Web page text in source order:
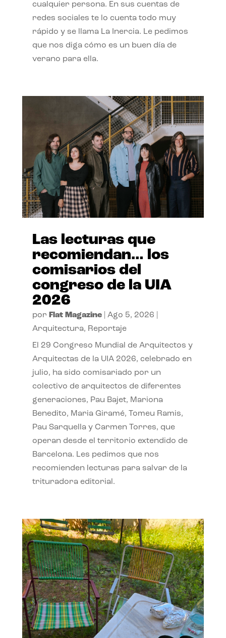
cualquier persona. En sus cuentas de
redes sociales te lo cuenta todo muy
rápido y se llama La Inercia. Le pedimos
que nos diga cómo es un buen día de
verano para ella.
Las lecturas que
recomiendan… los
comisarios del
congreso de la UIA
2026
por Flat Magazine| Ago 5, 2026
Arquitectura, Reportaje
El 29 Congreso Mundial de Arquitectos y
Arquitectas de la UIA 2026, celebrado en
julio, ha sido comisariado por un
colectivo de arquitectos de diferentes
generaciones, Pau Bajet, Mariona
Benedito, Maria Giramé, Tomeu Ramis,
Pau Sarquella y Carmen Torres, que
operan desde el territorio extendido de
Barcelona. Les pedimos que nos
recomienden lecturas para salvar de la
trituradora editorial.